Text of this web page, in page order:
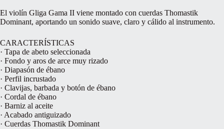
El violín Gliga Gama II viene montado con cuerdas Thomastik
Dominant, aportando un sonido suave, claro y cálido al instrumento.
CARACTERÍSTICAS
· Tapa de abeto seleccionada
· Fondo y aros de arce muy rizado
· Diapasón de ébano
· Perfil incrustado
· Clavijas, barbada y botón de ébano
· Cordal de ébano
· Barniz al aceite
· Acabado antiguizado
· Cuerdas Thomastik Dominant